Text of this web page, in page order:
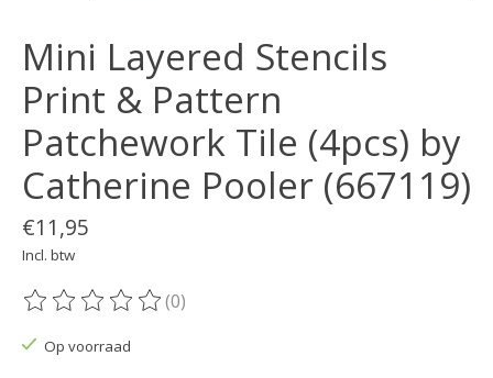
Mini Layered Stencils
Print & Pattern
Patchework Tile (4pcs) by
Catherine Pooler (667119)
€11,95
Incl. btw
De beoordeling van dit product is
(0)
Op voorraad